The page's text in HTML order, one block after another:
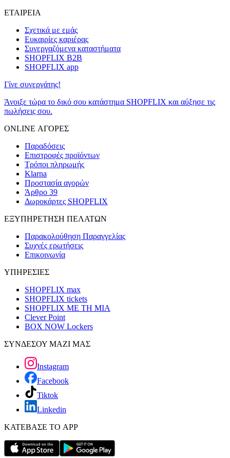
ΕΤΑΙΡΕΙΑ
Σχετικά με εμάς
Ευκαιρίες καριέρας
Συνεργαζόμενα καταστήματα
SHOPFLIX B2B
SHOPFLIX app
Γίνε συνεργάτης!
Άνοιξε τώρα το δικό σου κατάστημα SHOPFLIX και αύξησε τις
πωλήσεις σου.
ONLINE ΑΓΟΡΕΣ
Παραδόσεις
Επιστροφές προϊόντων
Τρόποι πληρωμής
Klarna
Προστασία αγορών
Άρθρο 39
Δωροκάρτες SHOPFLIX
ΕΞΥΠΗΡΕΤΗΣΗ ΠΕΛΑΤΩΝ
Παρακολούθηση Παραγγελίας
Συχνές ερωτήσεις
Επικοινωνία
ΥΠΗΡΕΣΙΕΣ
SHOPFLIX max
SHOPFLIX tickets
SHOPFLIX ΜΕ ΤΗ ΜΙΑ
Clever Point
BOX NOW Lockers
ΣΥΝΔΕΣΟΥ ΜΑΖΙ ΜΑΣ
Instagram
Facebook
Tiktok
Linkedin
ΚΑΤΕΒΑΣΕ ΤΟ APP